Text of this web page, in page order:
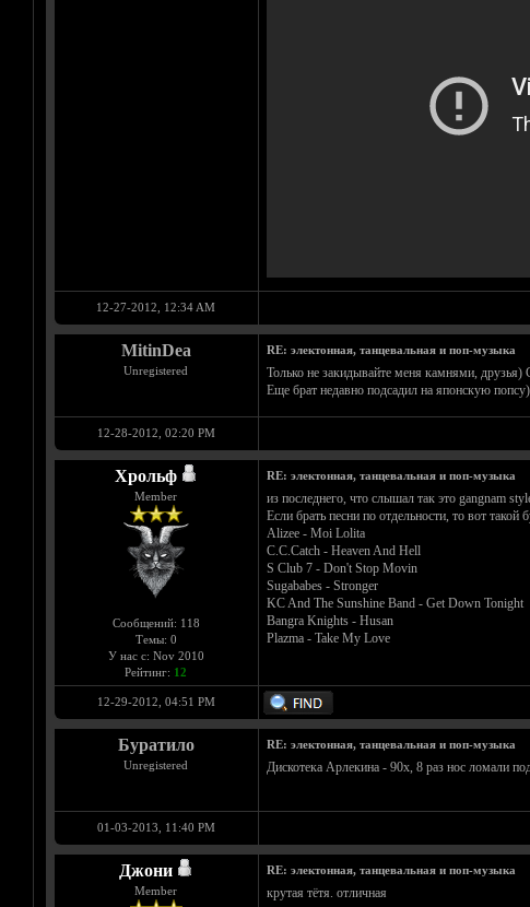
12-27-2012, 12:34 AM
MitinDea
Unregistered
RE: электонная, танцевальная и поп-музыка
Только не закидывайте меня камнями,
Еще брат недавно подсадил на японскую
12-28-2012, 02:20 PM
Хрольф
Member
Сообщений: 118
Темы: 0
У нас с: Nov 2010
Рейтинг: 12
RE: электонная, танцевальная и поп-музыка
из последнего, что слышал так это gangnam
Если брать песни по отдельности, то вот такой
Alizee - Moi Lolita
C.C.Catch - Heaven And Hell
S Club 7 - Don't Stop Movin
Sugababes - Stronger
KC And The Sunshine Band - Get Down Tonight
Bangra Knights - Husan
Plazma - Take My Love
12-29-2012, 04:51 PM
Буратило
Unregistered
RE: электонная, танцевальная и поп-музыка
Дискотека Арлекина - 90х, 8 раз нос ломали
01-03-2013, 11:40 PM
Джони
Member
RE: электонная, танцевальная и поп-музыка
крутая тётя. отличная